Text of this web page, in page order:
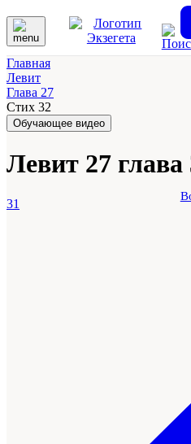
Главная
Левит
Глава 27
Стих 32
Обучающее видео
Левит 27 глава
31